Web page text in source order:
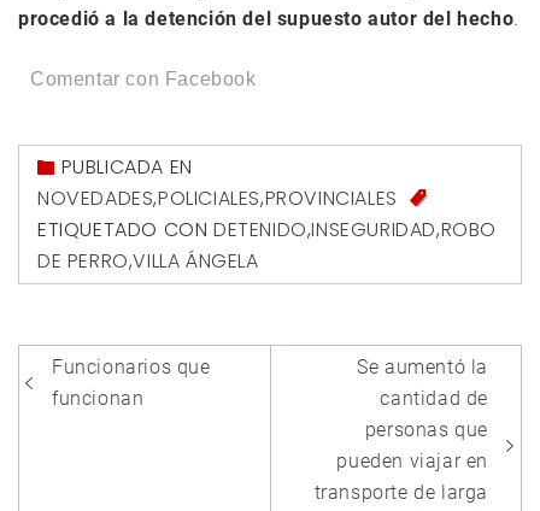
procedió a la detención del supuesto autor del hecho.
Comentar con Facebook
PUBLICADA EN
NOVEDADES,POLICIALES,PROVINCIALES
ETIQUETADO CON DETENIDO,INSEGURIDAD,ROBO
DE PERRO,VILLA ÁNGELA
Navegación
de
Funcionarios que
funcionan
Se aumentó la
cantidad de
personas que
pueden viajar en
transporte de larga